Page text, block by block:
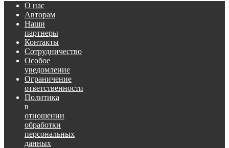
О нас
Авторам
Наши
партнеры
Контакты
Сотрудничество
Особое
уведомление
Ограничение
ответственности
Политика
в
отношении
обработки
персональных
данных